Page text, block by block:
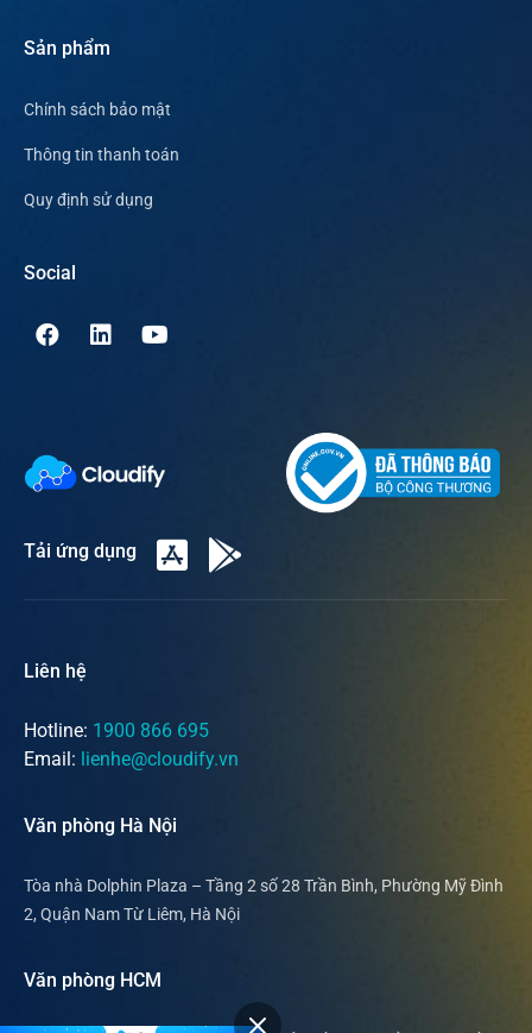
Sản phẩm
Chính sách bảo mật
Thông tin thanh toán
Quy định sử dụng
Social
Tải ứng dụng
Liên hệ
Hotline: 1900 866 695
Email: lienhe@cloudify.vn
Văn phòng Hà Nội
Tòa nhà Dolphin Plaza – Tầng 2 số 28 Trần Bình, Phường Mỹ Đình
2, Quận Nam Từ Liêm, Hà Nội
Văn phòng HCM